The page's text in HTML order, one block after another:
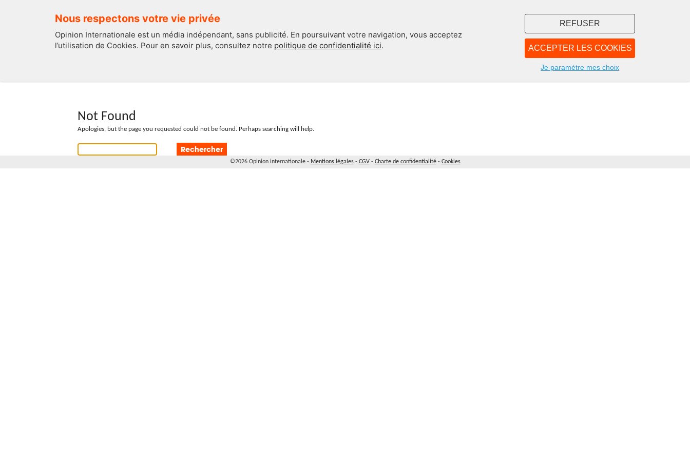
Nous respectons votre vie privée
Opinion Internationale est un média indépendant, sans publicité. En poursuivant votre navigation, vous acceptez
l’utilisation de Cookies. Pour en savoir plus, consultez notre politique de confidentialité ici. ACCEPTER LES COOKIES
REFUSER
Je paramètre mes choix
NOUS
Not Found
Apologies, but the page you requested could not be found. Perhaps searching will help.
Rechercher :
©2026 Opinion internationale - Mentions légales- CGV- Charte de confidentialité- Cookies